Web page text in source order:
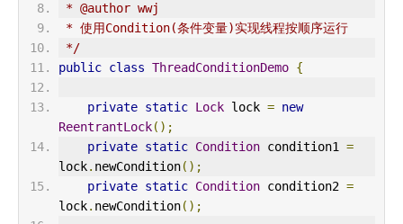
* @author wwj
* 使用Condition(条件变量)实现线程按顺序运行
*/
public class ThreadConditionDemo {
private static Lock lock = new
ReentrantLock();
private static Condition condition1 =
lock. newCondition();
private static Condition condition2 =
lock. newCondition();